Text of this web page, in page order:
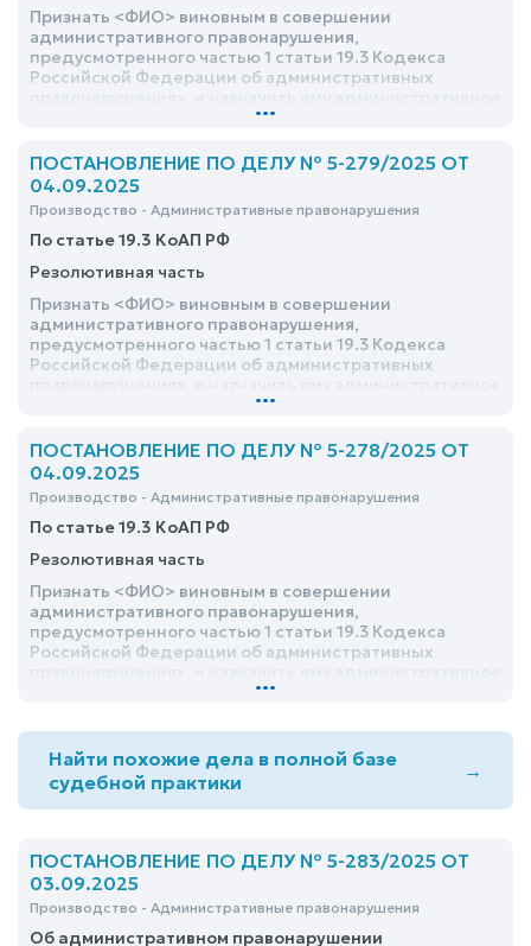
Признать <ФИО> виновным в совершении
административного правонарушения,
предусмотренного частью 1 статьи 19.3 Кодекса
Российской Федерации об административных
наказание в виде административного штрафа в
...
ПОСТАНОВЛЕНИЕ ПО ДЕЛУ № 5-279/2025 ОТ
04.09.2025
Производство - Административные правонарушения
По статье 19.3 КоАП РФ
Резолютивная часть
Признать <ФИО> виновным в совершении
административного правонарушения,
предусмотренного частью 1 статьи 19.3 Кодекса
Российской Федерации об административных
наказание в виде административного штрафа в
...
ПОСТАНОВЛЕНИЕ ПО ДЕЛУ № 5-278/2025 ОТ
04.09.2025
Производство - Административные правонарушения
По статье 19.3 КоАП РФ
Резолютивная часть
Признать <ФИО> виновным в совершении
административного правонарушения,
предусмотренного частью 1 статьи 19.3 Кодекса
Российской Федерации об административных
наказание в виде административного штрафа в
...
Найти похожие дела в полной базе
судебной практики
→
ПОСТАНОВЛЕНИЕ ПО ДЕЛУ № 5-283/2025 ОТ
03.09.2025
Производство - Административные правонарушения
Об административном правонарушении